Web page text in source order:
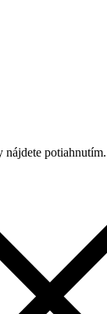
nájdete potiahnutím.